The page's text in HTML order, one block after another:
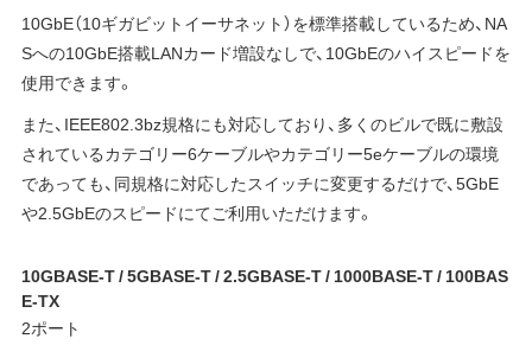
10GbE（10ギガビットイーサネット）を標準搭載しているため、NA
Sへの10GbE搭載LANカード増設なしで、10GbEのハイスピードを
使用できます。
また、IEEE802.3bz規格にも対応しており、多くのビルで既に敷設
されているカテゴリー6ケーブルやカテゴリー5eケーブルの環境
であっても、同規格に対応したスイッチに変更するだけで、5GbE
や2.5GbEのスピードにてご利用いただけます。
10GBASE-T / 5GBASE-T / 2.5GBASE-T / 1000BASE-T / 100BAS
E-TX
2ポート